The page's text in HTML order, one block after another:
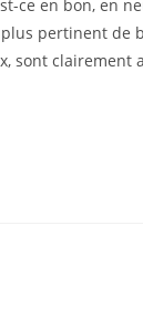
ce en bon, en
pertinent de
sont